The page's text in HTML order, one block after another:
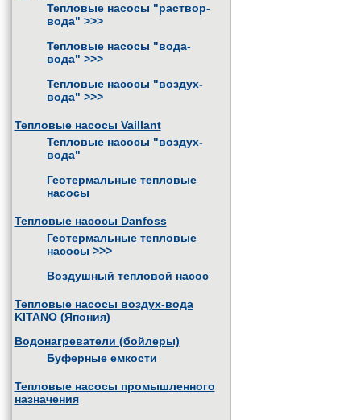
Тепловые насосы "раствор-
вода" >>>
Тепловые насосы "вода-
вода" >>>
Тепловые насосы "воздух-
вода" >>>
Тепловые насосы Vaillant
Тепловые насосы "воздух-
вода"
Геотермальные тепловые
насосы
Тепловые насосы Danfoss
Геотермальные тепловые
насосы >>>
Воздушный тепловой насос
Тепловые насосы воздух-вода
KITANO (Япония)
Водонагреватели (бойлеры)
Буферные емкости
Тепловые насосы промышленного
назначения